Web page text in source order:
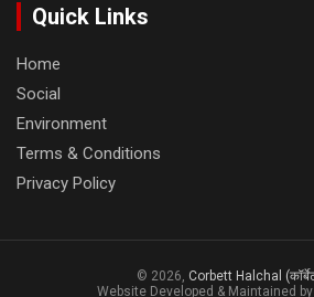
Quick Links
Home
Social
Environment
Terms & Conditions
Privacy Policy
© 2026, Corbett Halchal
Website Developed & Maintained